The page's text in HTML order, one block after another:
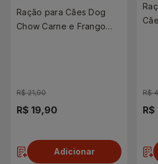
Ração para Cães Dog
Chow Carne e Frango
R$ 21,90
R$ 19,90
Adicionar
R$